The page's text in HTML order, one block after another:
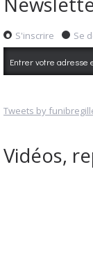
S'inscrire Se
Tweets by
Vidéos,